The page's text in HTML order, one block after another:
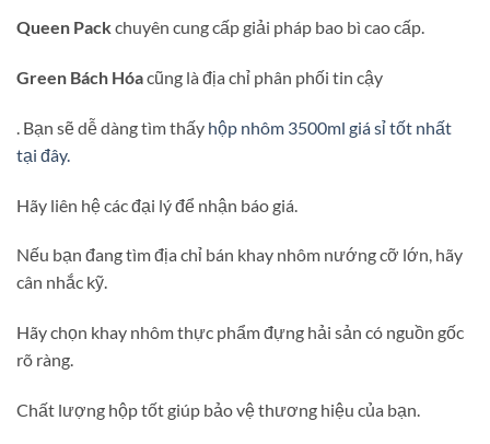
Queen Packchuyên cung cấp giải pháp bao bì cao cấp.
Green Bách Hóacũng là địa chỉ phân phối tin cậy
. Bạn sẽ dễ dàng tìm thấy hộp nhôm 3500ml giá sỉ tốt nhất
tại đây.
Hãy liên hệ các đại lý để nhận báo giá.
Nếu bạn đang tìm địa chỉ bán khay nhôm nướng cỡ lớn, hãy
cân nhắc kỹ.
Hãy chọn khay nhôm thực phẩm đựng hải sản có nguồn gốc
rõ ràng.
Chất lượng hộp tốt giúp bảo vệ thương hiệu của bạn.